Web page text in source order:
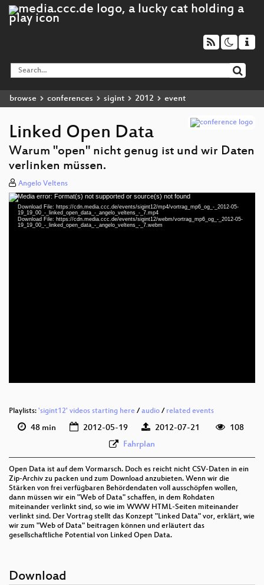
browse conferences sigint 2012 event
Linked Open Data
Warum "open" nicht genug ist und wir Daten
verlinken müssen.
Angelo Veltens
Video
Player
Media error: Format(s) not supported or source(s) not found
Download File: https://cdn.media.ccc.de/events/sigint12/mp4/vortrag_mp6_og_-_2012-05-
19_19_00_-_linked_open_data_-_angelo_veltens_-_7.mp4
Download File: https://cdn.media.ccc.de/events/sigint12/webm/vortrag_mp6_og_-_2012-05-
19_19_00_-_linked_open_data_-_angelo_veltens_-_7.webm
Playlists: 'sigint12' videos starting here /audio / related events
48 min 2012-05-19 2012-07-21
108
Fahrplan
Open Data ist auf dem Vormarsch. Doch es reicht nicht CSV-Daten in ein
Zip-Archiv zu packen und zum Download anzubieten. Wenn wir die
Stärken von frei verfügbaren Behördendaten voll ausschöpfen wollen,
dann müssen wir ein "Web of Data" schaffen, in dem Rohdaten
miteinander verlinkt sind, so wie im WWW HTML-Seiten miteinander
verlinkt sind. Der Vortrag stellt das Konzept "Linked Data" vor, erklärt, wie
wir zum "Web of Data" beitragen können und erläutert das
gesellschaftliche Potential von Linked Open Data.
Download